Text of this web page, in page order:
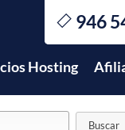
946
Hosting